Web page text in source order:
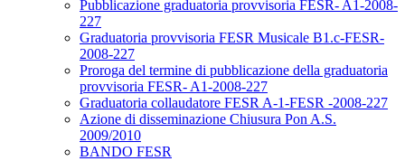
Pubblicazione graduatoria provvisoria FESR- A1-2008-
227
Graduatoria provvisoria FESR Musicale B1.c-FESR-
2008-227
Proroga del termine di pubblicazione della graduatoria
provvisoria FESR- A1-2008-227
Graduatoria collaudatore FESR A-1-FESR -2008-227
Azione di disseminazione Chiusura Pon A.S.
2009/2010
BANDO FESR